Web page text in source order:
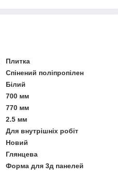
Плитка
Спінений поліпропілен
Білий
700 мм
770 мм
2.5 мм
Для внутрішніх робіт
Новий
Глянцева
Форма для 3д панелей